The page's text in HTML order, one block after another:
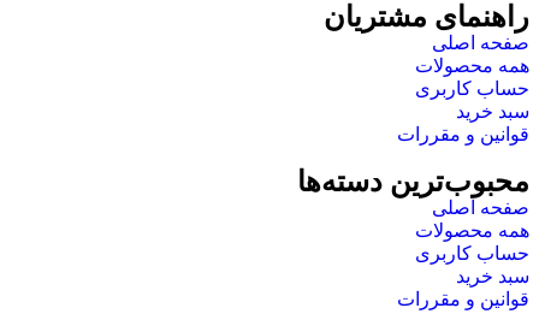
راهنمای مشتریان
صفحه اصلی
همه محصولات
حساب کاربری
سبد خرید
قوانین و مقررات
محبوب‌ترین دسته‌ها
صفحه اصلی
همه محصولات
حساب کاربری
سبد خرید
قوانین و مقررات